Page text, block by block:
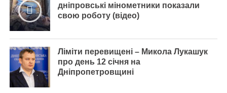
дніпровські мінометники показали
свою роботу (відео)
Ліміти перевищені – Микола Лукашук
про день 12 січня на
Дніпропетровщині